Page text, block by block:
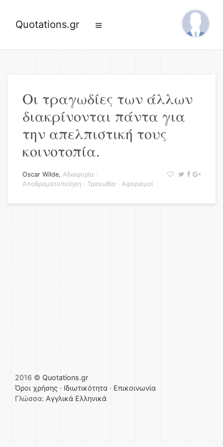
Quotations.gr
Οι τραγωδίες των άλλων
διακρίνονται πάντα για
την απελπιστική τους
κοινοτοπία.
Oscar Wilde, Αδιαφορία ·
Αποδραματοποίηση · Τραγωδία · Αφορισμοί
2016 © Quotations.gr
Όροι χρήσης · Ιδιωτικότητα · Επικοινωνία
Γλώσσα: Αγγλικά Ελληνικά